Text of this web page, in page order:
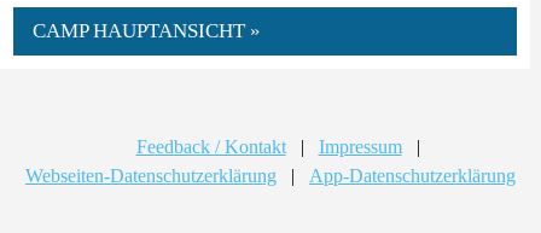
CAMP HAUPTANSICHT »
Feedback / Kontakt | Impressum
|
Webseiten-Datenschutzerklärung
| App-Datenschutzerklärung